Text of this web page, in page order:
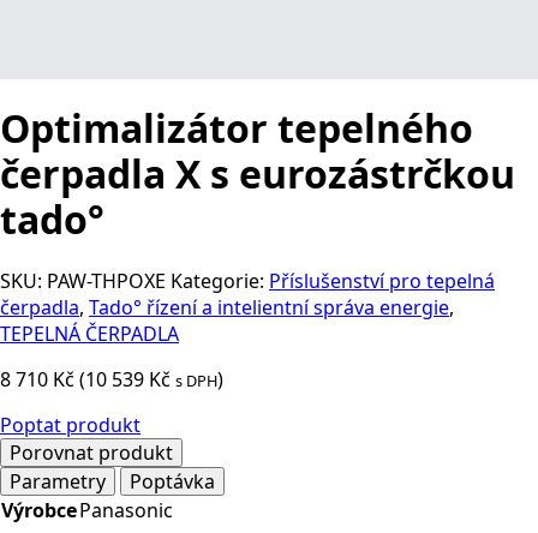
Optimalizátor tepelného
čerpadla X s eurozástrčkou
tado°
SKU: PAW-THPOXE Kategorie: Příslušenství pro tepelná
čerpadla, Tado° řízení a intelientní správa energie,
TEPELNÁ ČERPADLA
8 710 Kč (10 539 Kč s DPH)
Poptat produkt
Porovnat produkt
Parametry
Poptávka
VýrobcePanasonic